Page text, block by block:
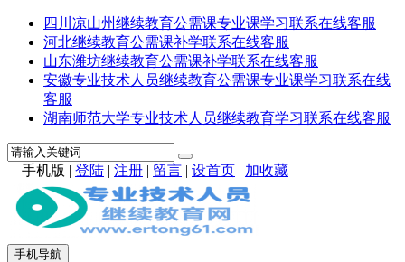
四川凉山州继续教育公需课专业课学习联系在线客服
河北继续教育公需课补学联系在线客服
山东潍坊继续教育公需课补学联系在线客服
安徽专业技术人员继续教育公需课专业课学习联系在线
客服
湖南师范大学专业技术人员继续教育学习联系在线客服
手机版 | 登陆 | 注册 | 留言 | 设首页 | 加收藏
手机导航